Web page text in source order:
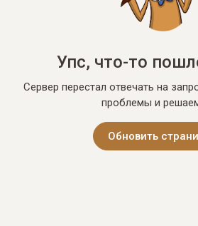
Упс, что-то
Сервер перестал отвечать на
проблемы и
Обновить